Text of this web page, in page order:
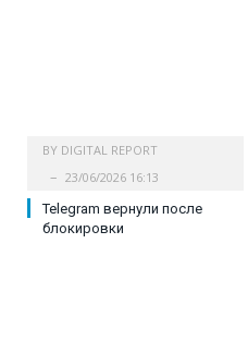
BY DIGITAL REPORT
23/06/2026 16:13
Telegram вернули после
блокировки